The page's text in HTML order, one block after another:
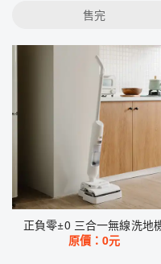
售完
正負零±0 三合一無線洗地
原價：0元